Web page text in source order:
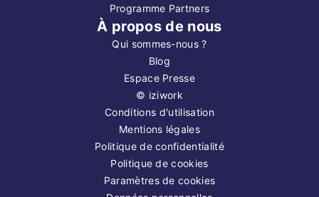
Programme Partners
À propos de nous
Qui sommes-nous ?
Blog
Espace Presse
© iziwork
Conditions d'utilisation
Mentions légales
Politique de confidentialité
Politique de cookies
Paramètres de cookies